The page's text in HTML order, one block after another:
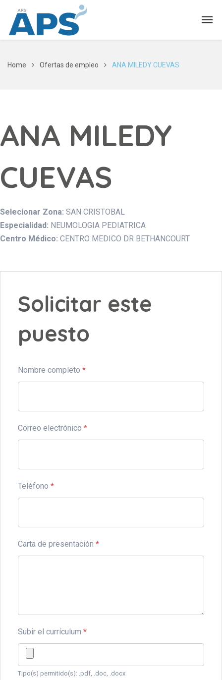
Home Ofertas de empleo ANA MILEDY CUEVAS
ANA MILEDY
CUEVAS
Selecionar Zona: SAN CRISTOBAL
Especialidad: NEUMOLOGIA PEDIATRICA
Centro Médico: CENTRO MEDICO DR BETHANCOURT
Solicitar este
puesto
Nombre completo *
Correo electrónico *
Teléfono *
Carta de presentación *
Subir el currículum *
Tipo(s) permitido(s): .pdf, .doc, .docx